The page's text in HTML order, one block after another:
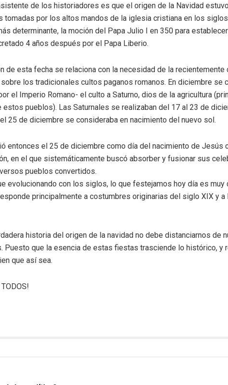
de los historiadores es que el origen de la Navidad
tomadas por los altos mandos de la iglesia cristiana en los
determinante, la moción del Papa Julio I en 350 para
4 años después por el Papa Liberio.
de esta fecha se relaciona con la necesidad de la
los tradicionales cultos paganos romanos. En diciembre se
el Imperio Romano- el culto a Saturno, dios de la agricultura
estos pueblos). Las Saturnales se realizaban del 17 al 23 de
25 de diciembre se consideraba en nacimiento del nuevo sol.
entonces el 25 de diciembre como día del nacimiento de Jesús
en el que sistemáticamente buscó absorber y fusionar sus
pueblos convertidos.
evolucionando con los siglos, lo que festejamos hoy día es
principalmente a costumbres originarias del siglo XIX y a
historia del origen de la navidad no debe distanciarnos de
Puesto que la esencia de estas fiestas trasciende lo histórico, y
que así sea.